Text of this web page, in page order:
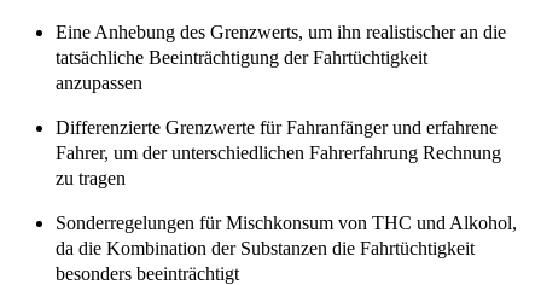
Eine Anhebung des Grenzwerts, um ihn realistischer an die
tatsächliche Beeinträchtigung der Fahrtüchtigkeit
anzupassen
Differenzierte Grenzwerte für Fahranfänger und erfahrene
Fahrer, um der unterschiedlichen Fahrerfahrung Rechnung
zu tragen
Sonderregelungen für Mischkonsum von THC und Alkohol,
da die Kombination der Substanzen die Fahrtüchtigkeit
besonders beeinträchtigt